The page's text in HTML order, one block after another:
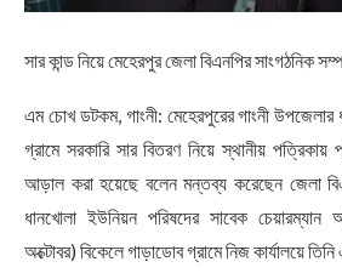
সার কান্ড নিয়ে মেহেরপুর জেলা বিএনপির সাংগঠনিক
এম চোখ ডটকম, গাংনী: মেহেরপুরের গাংনী উপজেলার
গ্রামে সরকারি সার বিতরণ নিয়ে স্থানীয়
আড়াল করা হয়েছে বলেন মন্তব্য করেছেন জেলা
ধানখোলা ইউনিয়ন পরিষদের সাবেক
অক্টোবর) বিকেলে গাড়াডোব গ্রামে নিজ কার্যালয়ে